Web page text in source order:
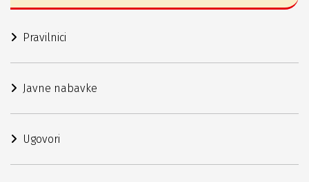
Pravilnici
Javne nabavke
Ugovori